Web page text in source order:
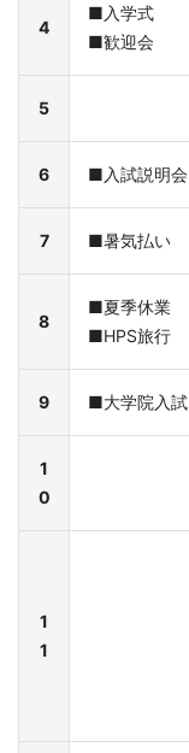
4
■入学式
■歓迎会
5
6 ■入試説明会
7 ■暑気払い
8
■夏季休業
■HPS旅行
9 ■大学院入試
1
0
1
1